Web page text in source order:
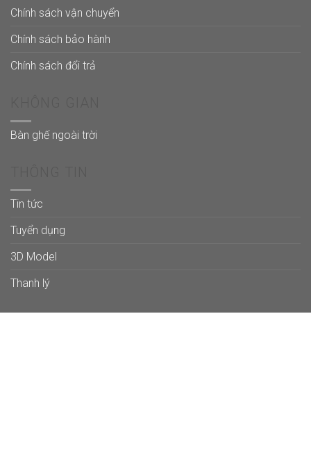
Chính sách vận chuyển
Chính sách bảo hành
Chính sách đổi trả
Bàn ghế ngoài trời
Tin tức
Tuyển dụng
3D Model
Thanh lý